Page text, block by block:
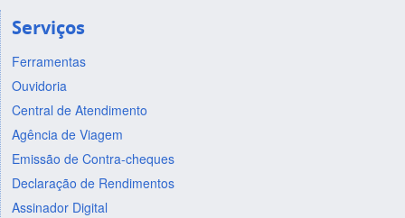
Serviços
Ferramentas
Ouvidoria
Central de Atendimento
Agência de Viagem
Emissão de Contra-cheques
Declaração de Rendimentos
Assinador Digital